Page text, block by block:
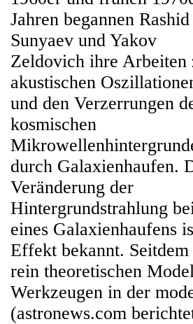
Jahren begannen Rashid
Sunyaev und Yakov
Zeldovich ihre Arbeiten
akustischen
und den Verzerrungen
kosmischen
durch Galaxienhaufen.
Veränderung der
Hintergrundstrahlung
eines Galaxienhaufens
Effekt bekannt.
rein theoretischen
Werkzeugen in der
(astronews.com